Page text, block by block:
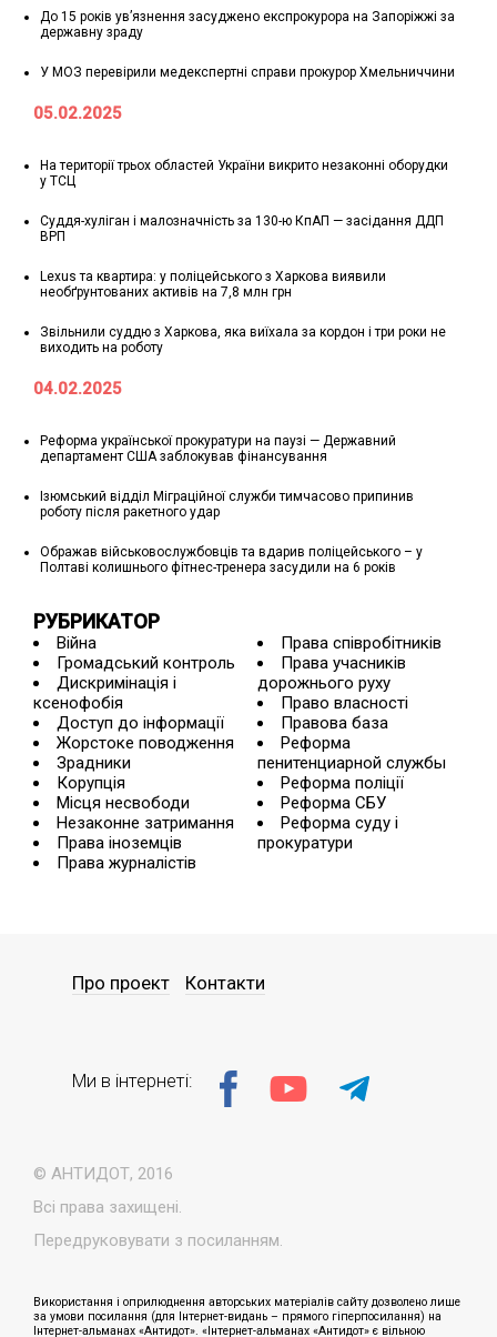
До 15 років ув’язнення засуджено експрокурора на Запоріжжі за
державну зраду
У МОЗ перевірили медекспертні справи прокурор Хмельниччини
05.02.2025
На території трьох областей України викрито незаконні оборудки
у ТСЦ
Суддя-хуліган і малозначність за 130-ю КпАП — засідання ДДП
ВРП
Lexus та квартира: у поліцейського з Харкова виявили
необґрунтованих активів на 7,8 млн грн
Звільнили суддю з Харкова, яка виїхала за кордон і три роки не
виходить на роботу
04.02.2025
Реформа української прокуратури на паузі — Державний
департамент США заблокував фінансування
Ізюмський відділ Міграційної служби тимчасово припинив
роботу після ракетного удар
Ображав військовослужбовців та вдарив поліцейського – у
Полтаві колишнього фітнес-тренера засудили на 6 років
РУБРИКАТОР
Війна
Громадський контроль
Дискримінація і
ксенофобія
Доступ до інформації
Жорстоке поводження
Зрадники
Корупція
Місця несвободи
Незаконне затримання
Права іноземців
Права журналістів
Права співробітників
Права учасників
дорожнього руху
Право власності
Правова база
Реформа
пенитенциарной службы
Реформа поліції
Реформа СБУ
Реформа суду і
прокуратури
© АНТИДОТ, 2016
Всі права захищені.
Передруковувати з посиланням.
Про проект Контакти
Ми в інтернеті:
Використання і оприлюднення авторських матеріалів сайту дозволено лише
за умови посилання (для Інтернет-видань – прямого гіперпосилання) на
Інтернет-альманах «Антидот». «Інтернет-альманах «Антидот» є вільною